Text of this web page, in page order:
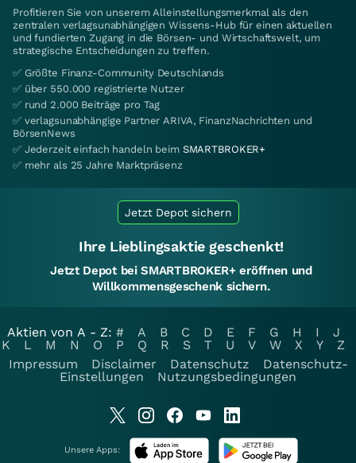
Profitieren Sie von unserem Alleinstellungsmerkmal als den
zentralen verlagsunabhängigen Wissens-Hub für einen aktuellen
und fundierten Zugang in die Börsen- und Wirtschaftswelt, um
strategische Entscheidungen zu treffen.
✅ Größte Finanz-Community Deutschlands
✅ über 550.000 registrierte Nutzer
✅ rund 2.000 Beiträge pro Tag
✅ verlagsunabhängige Partner ARIVA, FinanzNachrichten und
BörsenNews
✅ Jederzeit einfach handeln beim SMARTBROKER+
✅ mehr als 25 Jahre Marktpräsenz
Jetzt Depot sichern
Ihre Lieblingsaktie geschenkt!
Jetzt Depot bei SMARTBROKER+ eröffnen und
Willkommensgeschenk sichern.
Aktien von A - Z: # A B C D E F G H I
J
K
L M N O P Q R S T U V W X Y
Z
Impressum
Disclaimer Datenschutz
Datenschutz-
Einstellungen
Nutzungsbedingungen
Unsere Apps: